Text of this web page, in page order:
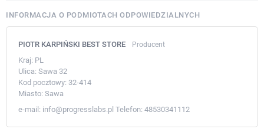
INFORMACJA O PODMIOTACH ODPOWIEDZIALNYCH
PIOTR KARPIŃSKI BEST STORE Producent
Kraj: PL
Ulica: Sawa 32
Kod pocztowy: 32-414
Miasto: Sawa
e-mail: info@progresslabs.pl Telefon: 48530341112